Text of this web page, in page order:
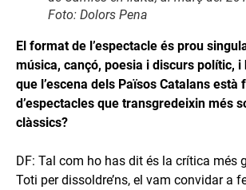
Foto: Dolors Pena
El format de l’espectacle és prou
música, cançó, poesia i discurs polític, i
que l’escena dels Països Catalans està
d’espectacles que transgredeixin més
clàssics?
DF: Tal com ho has dit és la crítica més
Toti per dissoldre’ns, el vam convidar a